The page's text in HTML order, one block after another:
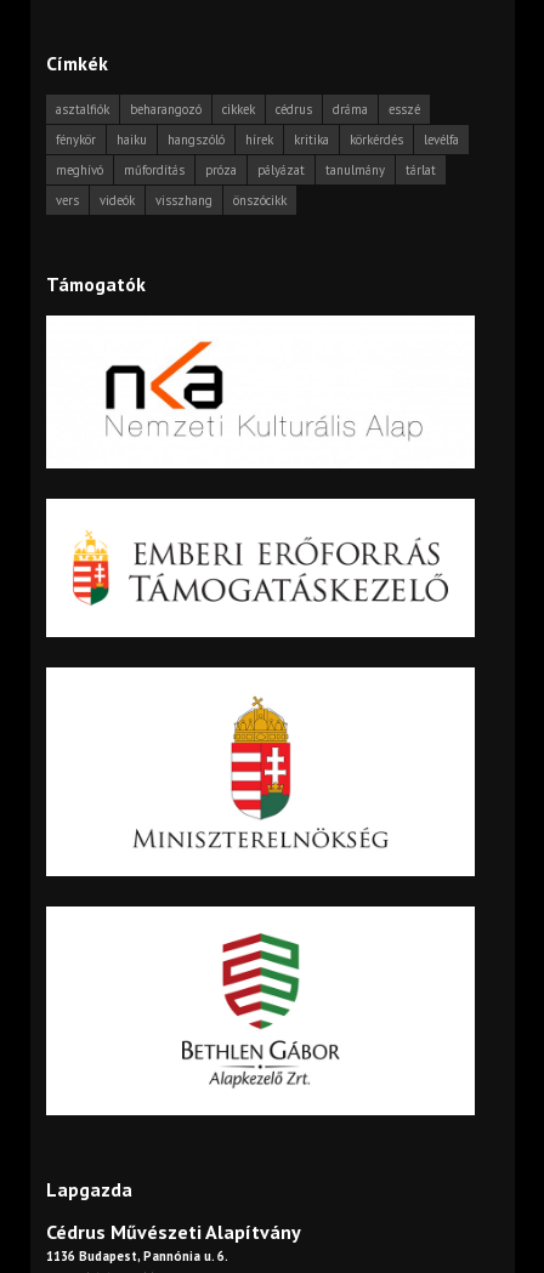
Címkék
asztalfiók beharangozó cikkek cédrus dráma
esszé
fénykör
haiku hangszóló hírek kritika körkérdés
levélfa
meghívó
műfordítás próza pályázat tanulmány
tárlat
vers
videók visszhang önszócikk
Támogatók
Lapgazda
Cédrus Művészeti Alapítvány
1136 Budapest, Pannónia u. 6.